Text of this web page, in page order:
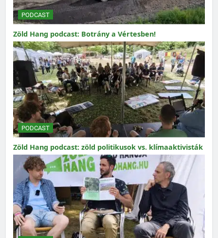
PODCAST
Zöld Hang podcast: Botrány a Vértesben!
PODCAST
Zöld Hang podcast: zöld politikusok vs. klímaaktivisták